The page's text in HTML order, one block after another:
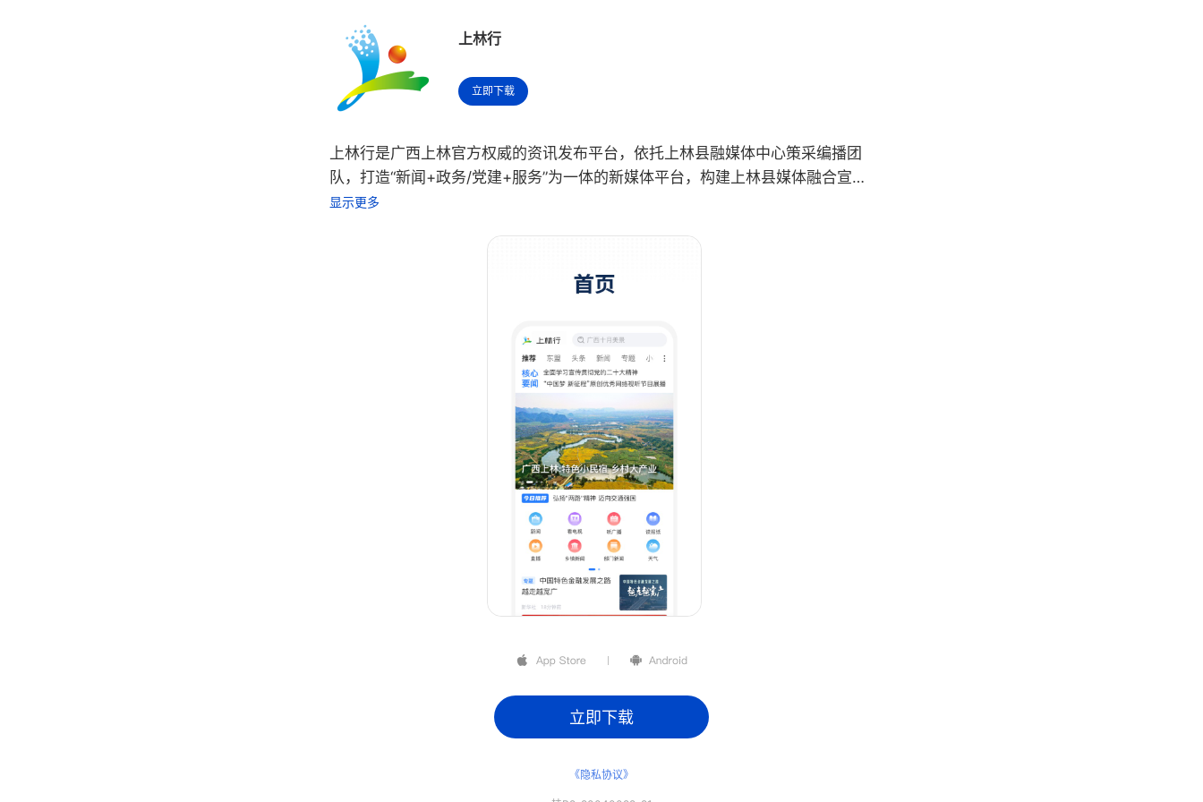
上林行
立即下载
上林行是广西上林官方权威的资讯发布平台，依托上林县融媒体中心策采编播团
队，打造“新闻+政务/党建+服务”为一体的新媒体平台，构建上林县媒体融合宣传
新格局。
显示更多
立即下载
《隐私协议》